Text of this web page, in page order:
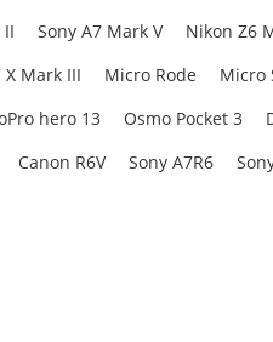
II Sony A7 Mark V Nikon Z6
X Mark III Micro Rode Micro
hero 13 Osmo Pocket 3
Canon R6V Sony A7R6